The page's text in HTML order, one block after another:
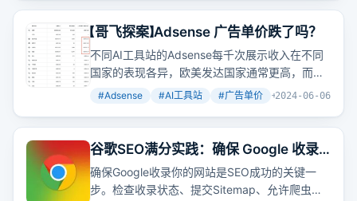
量身打造学习计划的AI，或者一个能根据你的食
材推荐鸡尾酒的虚拟调酒师，这些听起来是不是
很酷？
【哥飞探案】Adsense 广告单价跌了吗？
不同AI工具站的Adsense每千次展示收入在不同
国家的表现各异，欧美发达国家通常更高，而视
频和声音工具站的广告收入往往更可观。
#Adsense #AI工具站 #广告单价 +2
2024-06-06
谷歌SEO满分实践：确保 Google 收录
到你的网站，真心话：seo真的很重要
确保Google收录你的网站是SEO成功的关键一
步。检查收录状态、提交Sitemap、允许爬虫检